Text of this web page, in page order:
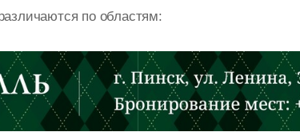
по областям: